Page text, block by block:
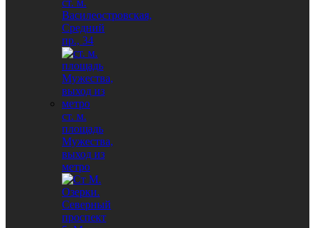
ст. м.
Василеостровская,
Средний
пр., 34
ст. м.
площадь
Мужества,
выход из
метро